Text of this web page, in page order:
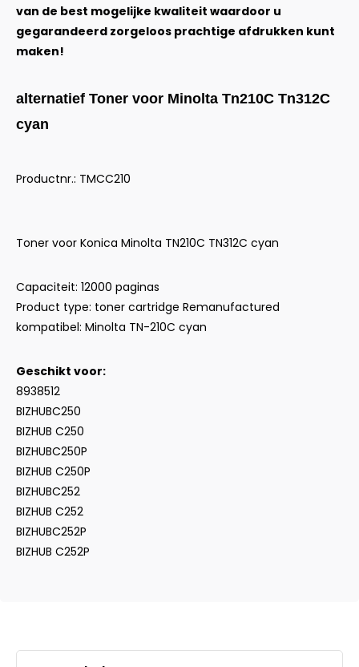
van de best mogelijke kwaliteit waardoor u
gegarandeerd zorgeloos prachtige afdrukken kunt
maken!
alternatief Toner voor Minolta Tn210C Tn312C
cyan
Productnr.: TMCC210
Toner voor Konica Minolta TN210C TN312C cyan
Capaciteit: 12000 paginas
Product type: toner cartridge Remanufactured
kompatibel: Minolta TN-210C cyan
Geschikt voor:
8938512
BIZHUBC250
BIZHUB C250
BIZHUBC250P
BIZHUB C250P
BIZHUBC252
BIZHUB C252
BIZHUBC252P
BIZHUB C252P